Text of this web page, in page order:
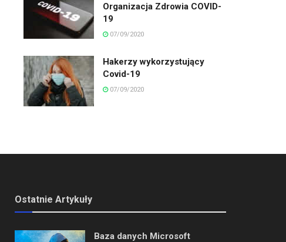
Organizacja Zdrowia COVID-
19
07/09/2020
Hakerzy wykorzystujący
Covid-19
07/09/2020
Ostatnie Artykuły
Baza danych Microsoft